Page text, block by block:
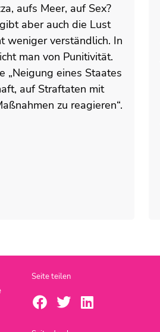
aufs Meer, auf Sex?
aber auch die Lust
weniger verständlich. In
man von Punitivität.
„Neigung eines Staates
auf Straftaten mit
zu reagieren“.
Seite teilen